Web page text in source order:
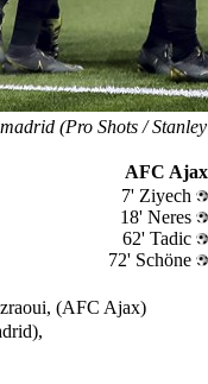
(Pro Shots / Stanley
AFC Ajax
7' Ziyech
18' Neres
62' Tadic
72' Schöne
(AFC Ajax)